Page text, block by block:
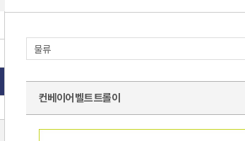
컨베이어 벨트 트롤이